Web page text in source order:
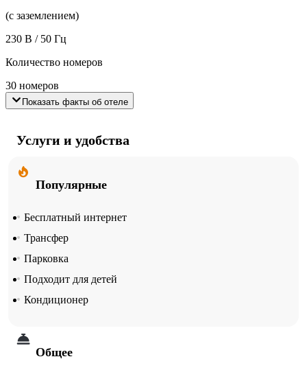
(с заземлением)
230 В / 50 Гц
Количество номеров
30 номеров
Показать факты об отеле
Услуги и удобства
Популярные
Бесплатный интернет
Трансфер
Парковка
Подходит для детей
Кондиционер
Общее